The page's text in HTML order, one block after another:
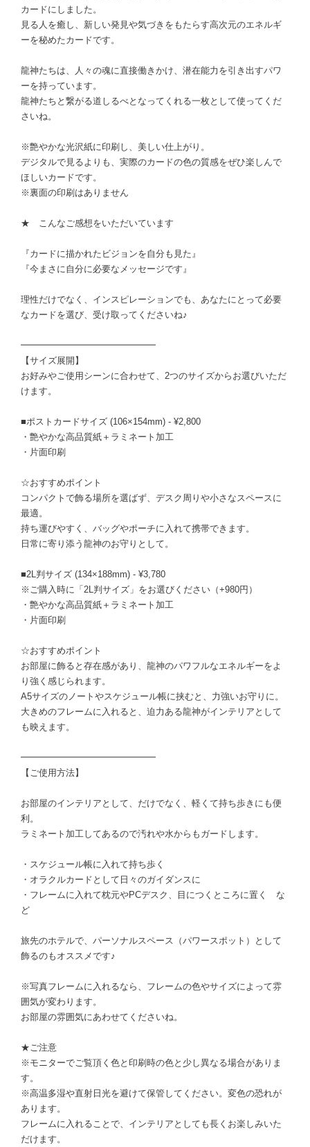
カードにしました。
見る人を癒し、新しい発見や気づきをもたらす高次元のエネルギ
ーを秘めたカードです。
龍神たちは、人々の魂に直接働きかけ、潜在能力を引き出すパワ
ーを持っています。
龍神たちと繋がる道しるべとなってくれる一枚として使ってくだ
さいね。
※艶やかな光沢紙に印刷し、美しい仕上がり。
デジタルで見るよりも、実際のカードの色の質感をぜひ楽しんで
ほしいカードです。
※裏面の印刷はありません
★ こんなご感想をいただいています
『カードに描かれたビジョンを自分も見た』
『今まさに自分に必要なメッセージです』
理性だけでなく、インスピレーションでも、あなたにとって必要
なカードを選び、受け取ってくださいね♪
━━━━━━━━━━━━━━━
【サイズ展開】
お好みやご使用シーンに合わせて、2つのサイズからお選びいただ
けます。
■ポストカードサイズ (106×154mm) - ¥2,800
・艶やかな高品質紙＋ラミネート加工
・片面印刷
☆おすすめポイント
コンパクトで飾る場所を選ばず、デスク周りや小さなスペースに
最適。
持ち運びやすく、バッグやポーチに入れて携帯できます。
日常に寄り添う龍神のお守りとして。
■2L判サイズ (134×188mm) - ¥3,780
※ご購入時に「2L判サイズ」をお選びください（+980円）
・艶やかな高品質紙＋ラミネート加工
・片面印刷
☆おすすめポイント
お部屋に飾ると存在感があり、龍神のパワフルなエネルギーをよ
り強く感じられます。
A5サイズのノートやスケジュール帳に挟むと、力強いお守りに。
大きめのフレームに入れると、迫力ある龍神がインテリアとして
も映えます。
━━━━━━━━━━━━━━━
【ご使用方法】
お部屋のインテリアとして、だけでなく、軽くて持ち歩きにも便
利。
ラミネート加工してあるので汚れや水からもガードします。
・スケジュール帳に入れて持ち歩く
・オラクルカードとして日々のガイダンスに
・フレームに入れて枕元やPCデスク、目につくところに置く な
ど
旅先のホテルで、パーソナルスペース（パワースポット）として
飾るのもオススメです♪
※写真フレームに入れるなら、フレームの色やサイズによって雰
囲気が変わります。
お部屋の雰囲気にあわせてくださいね。
★ご注意
※モニターでご覧頂く色と印刷時の色と少し異なる場合がありま
す。
※高温多湿や直射日光を避けて保管してください。変色の恐れが
あります。
フレームに入れることで、インテリアとしても長くお楽しみいた
だけます。